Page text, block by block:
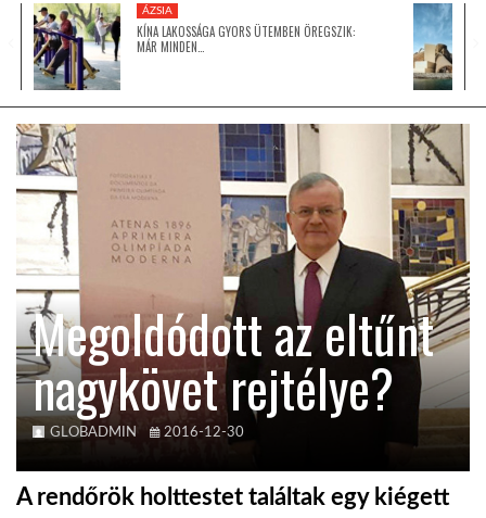
ÁZSIA
LATIN-AMERIKA
KÖZEL-KELET
AUSZTRÁLIA
A VILÁG ITTHON
ÁZSIA
KÍNA LAKOSSÁGA GYORS ÜTEMBEN ÖREGSZIK:
MÁR MINDEN…
Megoldódott az eltűnt
nagykövet rejtélye?
GLOBADMIN 2016-12-30
A rendőrök holttestet találtak egy kiégett